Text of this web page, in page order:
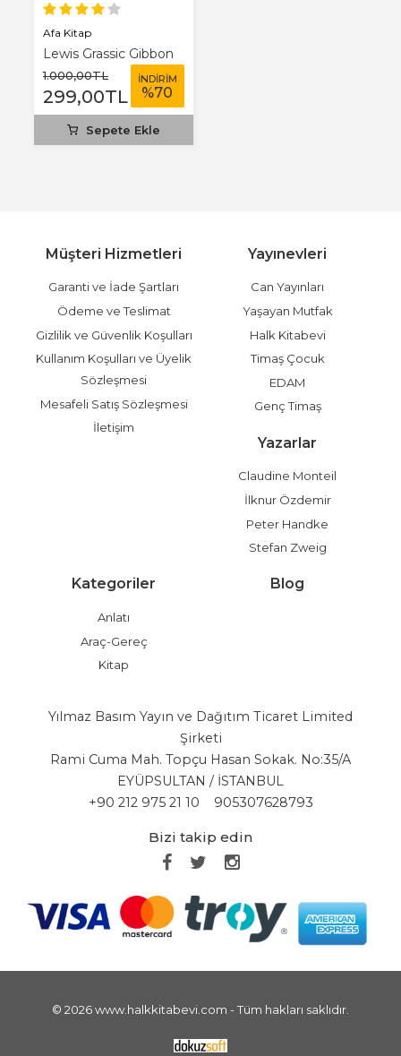
Afa Kitap
Lewis Grassic Gibbon
1.000,00TL
299,00TL
İNDİRİM
%70
Sepete Ekle
Müşteri Hizmetleri
Garanti ve İade Şartları
Ödeme ve Teslimat
Gizlilik ve Güvenlik Koşulları
Kullanım Koşulları ve Üyelik
Sözleşmesi
Mesafeli Satış Sözleşmesi
İletişim
Yayınevleri
Can Yayınları
Yaşayan Mutfak
Halk Kitabevi
Timaş Çocuk
EDAM
Genç Timaş
Yazarlar
Claudine Monteil
İlknur Özdemir
Peter Handke
Stefan Zweig
Kategoriler
Anlatı
Araç-Gereç
Kitap
Blog
Yılmaz Basım Yayın ve Dağıtım Ticaret Limited
Şirketi
Rami Cuma Mah. Topçu Hasan Sokak. No:35/A
EYÜPSULTAN / İSTANBUL
+90 212 975 21 10
905307628793
Bizi takip edin
© 2026 www.halkkitabevi.com - Tüm hakları saklıdır.